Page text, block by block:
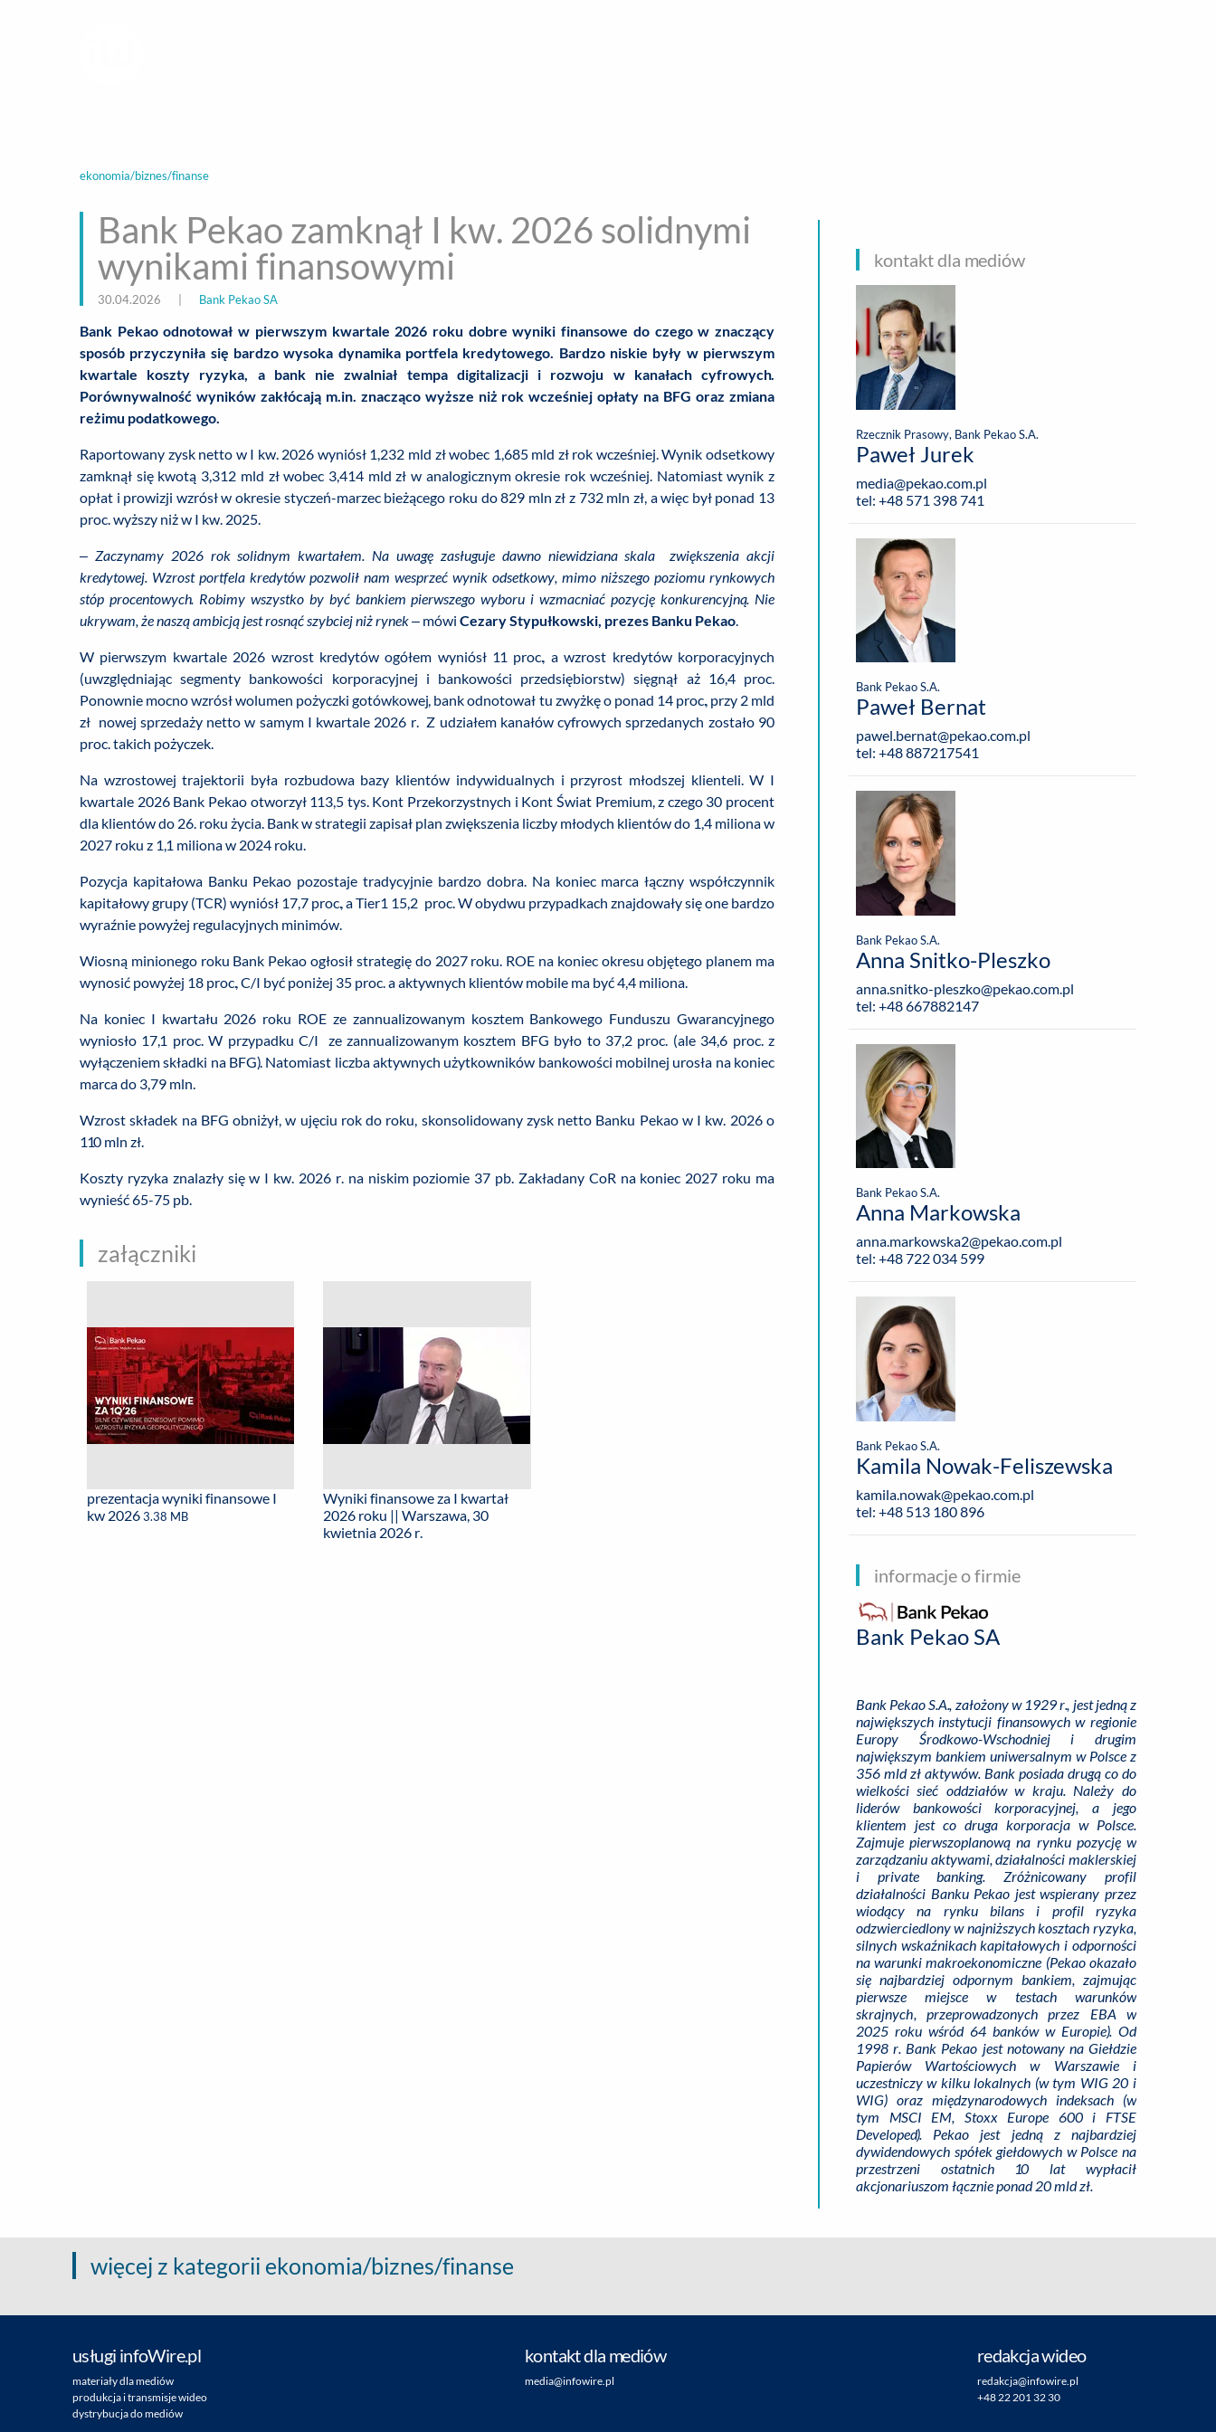
ekonomia/biznes/finanse
Bank Pekao zamknął I kw. 2026 solidnymi
wynikami finansowymi
30.04.2026 Bank Pekao SA
Bank Pekao odnotował w pierwszym kwartale 2026 roku dobre wyniki finansowe do czego w znaczący
sposób przyczyniła się bardzo wysoka dynamika portfela kredytowego. Bardzo niskie były w pierwszym
kwartale koszty ryzyka, a bank nie zwalniał tempa digitalizacji i rozwoju w kanałach cyfrowych.
Porównywalność wyników zakłócają m.in. znacząco wyższe niż rok wcześniej opłaty na BFG oraz zmiana
reżimu podatkowego.
Raportowany zysk netto w I kw. 2026 wyniósł 1,232 mld zł wobec 1,685 mld zł rok wcześniej. Wynik odsetkowy
zamknął się kwotą 3,312 mld zł wobec 3,414 mld zł w analogicznym okresie rok wcześniej. Natomiast wynik z
opłat i prowizji wzrósł w okresie styczeń-marzec bieżącego roku do 829 mln zł z 732 mln zł, a więc był ponad 13
proc. wyższy niż w I kw. 2025.
– Zaczynamy 2026 rok solidnym kwartałem. Na uwagę zasługuje dawno niewidziana skala zwiększenia akcji
kredytowej. Wzrost portfela kredytów pozwolił nam wesprzeć wynik odsetkowy, mimo niższego poziomu rynkowych
stóp procentowych. Robimy wszystko by być bankiem pierwszego wyboru i wzmacniać pozycję konkurencyjną. Nie
ukrywam, że naszą ambicją jest rosnąć szybciej niż rynek– mówi Cezary Stypułkowski, prezes Banku Pekao.
W pierwszym kwartale 2026 wzrost kredytów ogółem wyniósł 11 proc., a wzrost kredytów korporacyjnych
(uwzględniając segmenty bankowości korporacyjnej i bankowości przedsiębiorstw) sięgnął aż 16,4 proc.
Ponownie mocno wzrósł wolumen pożyczki gotówkowej, bank odnotował tu zwyżkę o ponad 14 proc., przy 2 mld
zł nowej sprzedaży netto w samym I kwartale 2026 r. Z udziałem kanałów cyfrowych sprzedanych zostało 90
proc. takich pożyczek.
Na wzrostowej trajektorii była rozbudowa bazy klientów indywidualnych i przyrost młodszej klienteli. W I
kwartale 2026 Bank Pekao otworzył 113,5 tys. Kont Przekorzystnych i Kont Świat Premium, z czego 30 procent
dla klientów do 26. roku życia. Bank w strategii zapisał plan zwiększenia liczby młodych klientów do 1,4 miliona w
2027 roku z 1,1 miliona w 2024 roku.
Pozycja kapitałowa Banku Pekao pozostaje tradycyjnie bardzo dobra. Na koniec marca łączny współczynnik
kapitałowy grupy (TCR) wyniósł 17,7 proc., a Tier1 15,2 proc. W obydwu przypadkach znajdowały się one bardzo
wyraźnie powyżej regulacyjnych minimów.
Wiosną minionego roku Bank Pekao ogłosił strategię do 2027 roku. ROE na koniec okresu objętego planem ma
wynosić powyżej 18 proc., C/I być poniżej 35 proc. a aktywnych klientów mobile ma być 4,4 miliona.
Na koniec I kwartału 2026 roku ROE ze zannualizowanym kosztem Bankowego Funduszu Gwarancyjnego
wyniosło 17,1 proc. W przypadku C/I ze zannualizowanym kosztem BFG było to 37,2 proc. (ale 34,6 proc. z
wyłączeniem składki na BFG). Natomiast liczba aktywnych użytkowników bankowości mobilnej urosła na koniec
marca do 3,79 mln.
Wzrost składek na BFG obniżył, w ujęciu rok do roku, skonsolidowany zysk netto Banku Pekao w I kw. 2026 o
110 mln zł.
Koszty ryzyka znalazły się w I kw. 2026 r. na niskim poziomie 37 pb. Zakładany CoR na koniec 2027 roku ma
wynieść 65-75 pb.
załączniki
prezentacja wyniki finansowe I
kw 20263.38 MB
Wyniki finansowe za I kwartał
2026 roku || Warszawa, 30
kwietnia 2026 r.
kontakt dla mediów
Rzecznik Prasowy, Bank Pekao S.A.
Paweł Jurek
media@pekao.com.pl
tel: +48 571 398 741
Bank Pekao S.A.
Paweł Bernat
pawel.bernat@pekao.com.pl
tel: +48 887217541
Bank Pekao S.A.
Anna Snitko-Pleszko
anna.snitko-pleszko@pekao.com.pl
tel: +48 667882147
Bank Pekao S.A.
Anna Markowska
anna.markowska2@pekao.com.pl
tel: +48 722 034 599
Bank Pekao S.A.
Kamila Nowak-Feliszewska
kamila.nowak@pekao.com.pl
tel: +48 513 180 896
informacje o firmie
Bank Pekao SA
Bank Pekao S.A., założony w 1929 r., jest jedną z
największych instytucji finansowych w regionie
Europy Środkowo-Wschodniej i drugim
największym bankiem uniwersalnym w Polsce z
356 mld zł aktywów. Bank posiada drugą co do
wielkości sieć oddziałów w kraju. Należy do
liderów bankowości korporacyjnej, a jego
klientem jest co druga korporacja w Polsce.
Zajmuje pierwszoplanową na rynku pozycję w
zarządzaniu aktywami, działalności maklerskiej
i private banking. Zróżnicowany profil
działalności Banku Pekao jest wspierany przez
wiodący na rynku bilans i profil ryzyka
odzwierciedlony w najniższych kosztach ryzyka,
silnych wskaźnikach kapitałowych i odporności
na warunki makroekonomiczne (Pekao okazało
się najbardziej odpornym bankiem, zajmując
pierwsze miejsce w testach warunków
skrajnych, przeprowadzonych przez EBA w
2025 roku wśród 64 banków w Europie). Od
1998 r. Bank Pekao jest notowany na Giełdzie
Papierów Wartościowych w Warszawie i
uczestniczy w kilku lokalnych (w tym WIG 20 i
WIG) oraz międzynarodowych indeksach (w
tym MSCI EM, Stoxx Europe 600 i FTSE
Developed). Pekao jest jedną z najbardziej
dywidendowych spółek giełdowych w Polsce na
przestrzeni ostatnich 10 lat wypłacił
akcjonariuszom łącznie ponad 20 mld zł.
więcej z kategorii ekonomia/biznes/finanse
usługi infoWire.pl
materiały dla mediów
produkcja i transmisje wideo
dystrybucja do mediów
kontakt dla mediów
media@infowire.pl
redakcja wideo
redakcja@infowire.pl
+48 22 201 32 30